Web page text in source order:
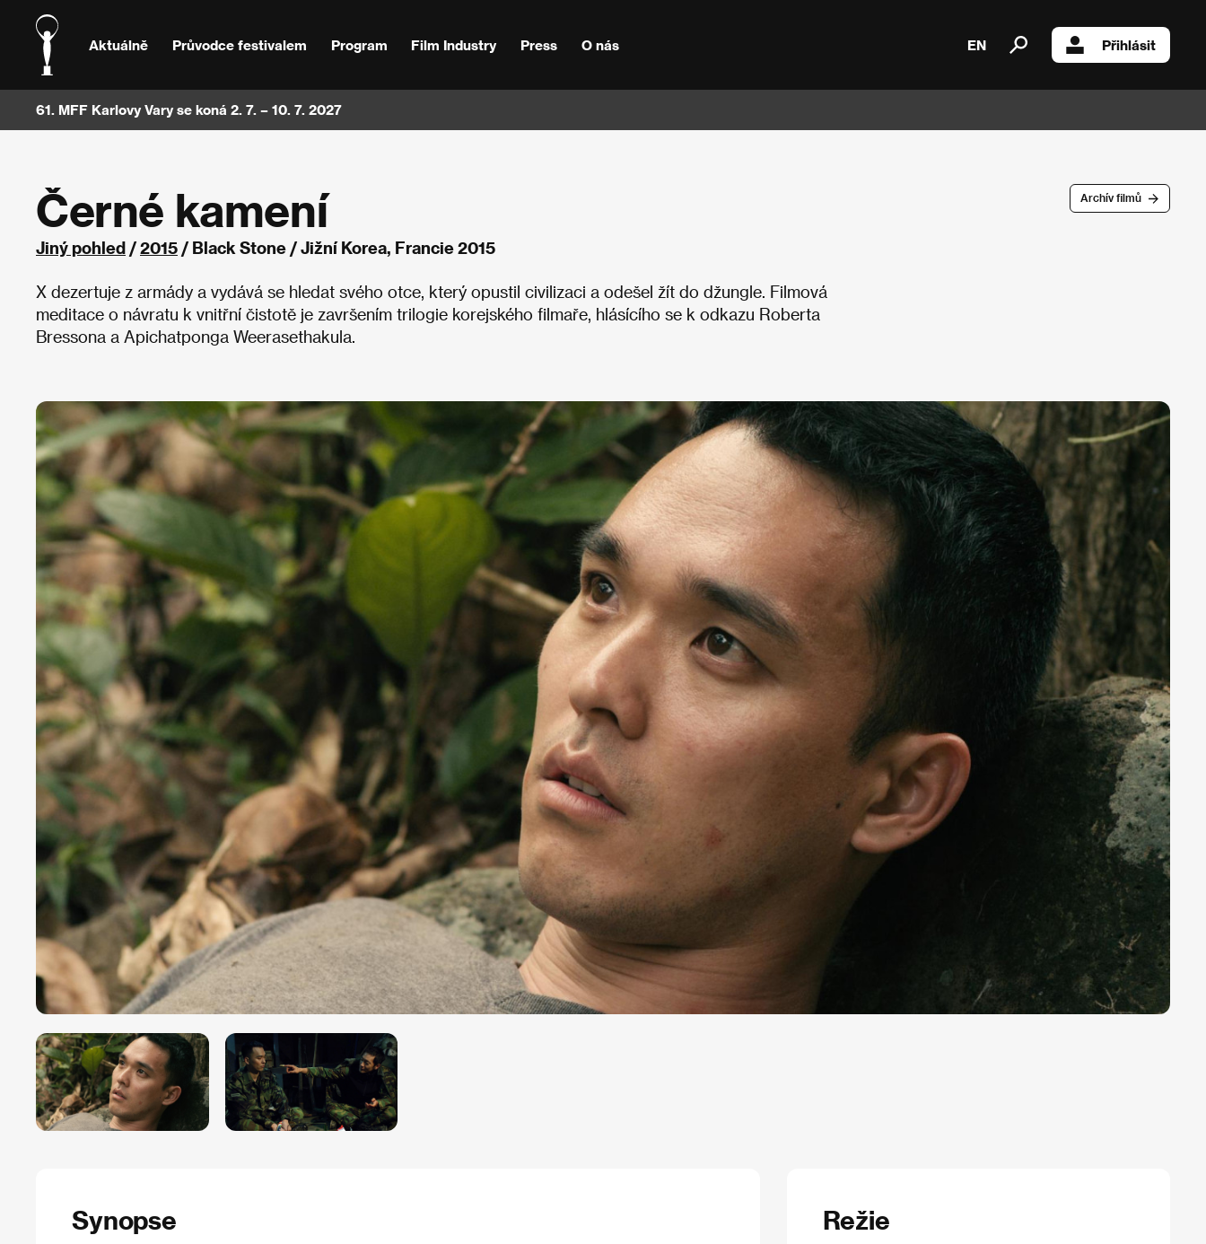
Aktuálně Průvodce festivalem Program Film Industry Press O nás EN Přihlásit
61. MFF Karlovy Vary se koná 2. 7. – 10. 7. 2027
Archív filmů
Černé kamení
Jiný pohled /2015 / Black Stone / Jižní Korea, Francie 2015
X dezertuje z armády a vydává se hledat svého otce, který opustil civilizaci a odešel žít do džungle. Filmová
meditace o návratu k vnitřní čistotě je završením trilogie korejského filmaře, hlásícího se k odkazu Roberta
Bressona a Apichatponga Weerasethakula.
Synopse Režie